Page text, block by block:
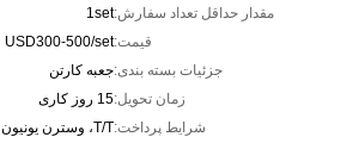
مقدار حداقل تعداد سفارش:1set
قیمت:USD300-500/set
جزئیات بسته بندی:جعبه کارتن
زمان تحویل:15 روز کاری
شرایط پرداخت:T/T، وسترن یونیون، MoneyGram